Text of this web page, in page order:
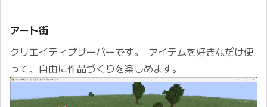
アート街
クリエイティブサーバーです。 アイテムを好きなだけ使
って、自由に作品づくりを楽しめます。